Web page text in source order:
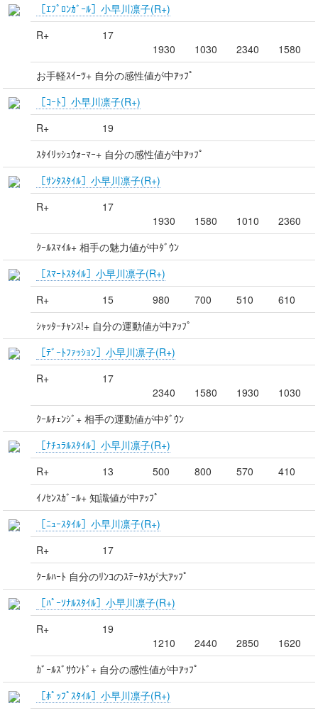
［ｴﾌﾟﾛﾝｶﾞｰﾙ］小早川凛子(R+)
R+
17
1930
1030 2340
1580
お手軽ｽｲｰﾂ+ 自分の感性値が中ｱｯﾌﾟ
［ｺｰﾄ］小早川凛子(R+)
R+
19
ｽﾀｲﾘｯｼｭｳｫｰﾏｰ+ 自分の感性値が中ｱｯﾌﾟ
［ｻﾝﾀｽﾀｲﾙ］小早川凛子(R+)
R+
17
1930
1580 1010
2360
ｸｰﾙｽﾏｲﾙ+ 相手の魅力値が中ﾀﾞｳﾝ
［ｽﾏｰﾄｽﾀｲﾙ］小早川凛子(R+)
R+
15 980 700 510
610
ｼｬｯﾀｰﾁｬﾝｽ!+ 自分の運動値が中ｱｯﾌﾟ
［ﾃﾞｰﾄﾌｧｯｼｮﾝ］小早川凛子(R+)
R+
17
2340
1580 1930
1030
ｸｰﾙﾁｪﾝｼﾞ+ 相手の運動値が中ﾀﾞｳﾝ
［ﾅﾁｭﾗﾙｽﾀｲﾙ］小早川凛子(R+)
R+
13 500 800 570
410
ｲﾉｾﾝｽｶﾞｰﾙ+ 知識値が中ｱｯﾌﾟ
［ﾆｭｰｽﾀｲﾙ］小早川凛子(R+)
R+
17
ｸｰﾙﾊｰﾄ 自分のﾘﾝｺのｽﾃｰﾀｽが大ｱｯﾌﾟ
［ﾊﾟｰｿﾅﾙｽﾀｲﾙ］小早川凛子(R+)
R+
19
1210
2440 2850
1620
ｶﾞｰﾙｽﾞｻｳﾝﾄﾞ+ 自分の感性値が中ｱｯﾌﾟ
［ﾎﾟｯﾌﾟｽﾀｲﾙ］小早川凛子(R+)